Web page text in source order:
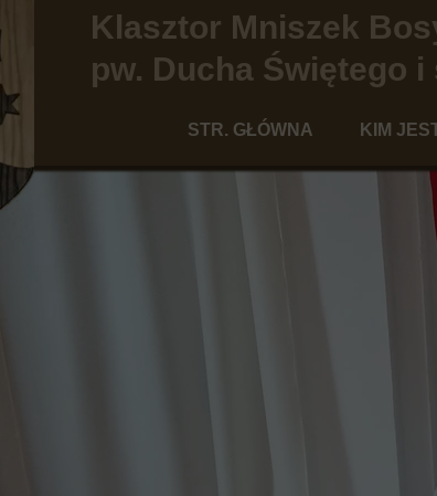
STR. GŁÓWNA KIM
Klasztor Mniszek
pw. Ducha Świętego